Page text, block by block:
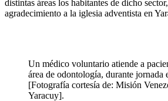
distintas áreas los habitantes de dicho
agradecimiento a la iglesia adventista en
Un médico voluntario atiende a
área de odontología, durante jornada
[Fotografía cortesía de: Misión
Yaracuy].